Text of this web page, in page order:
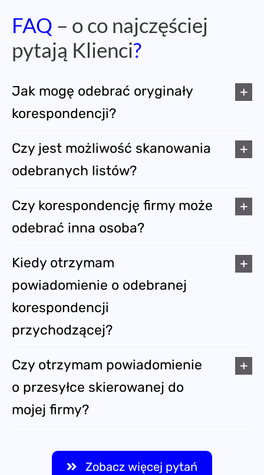
FAQ – o co najczęściej
pytają Klienci?
Jak mogę odebrać oryginały
korespondencji?
Czy jest możliwość skanowania
odebranych listów?
Czy korespondencję firmy może
odebrać inna osoba?
Kiedy otrzymam
powiadomienie o odebranej
korespondencji
przychodzącej?
Czy otrzymam powiadomienie
o przesyłce skierowanej do
mojej firmy?
Zobacz więcej pytań